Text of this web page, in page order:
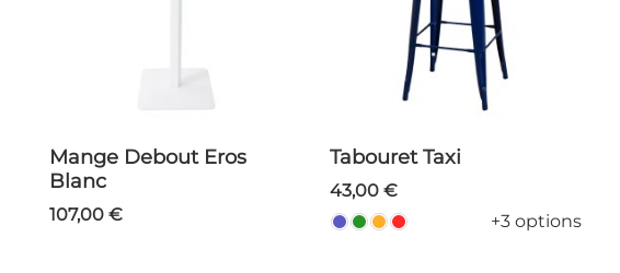
Mange Debout Eros
Blanc
107,00 €
Tabouret Taxi
43,00 €
+3 options